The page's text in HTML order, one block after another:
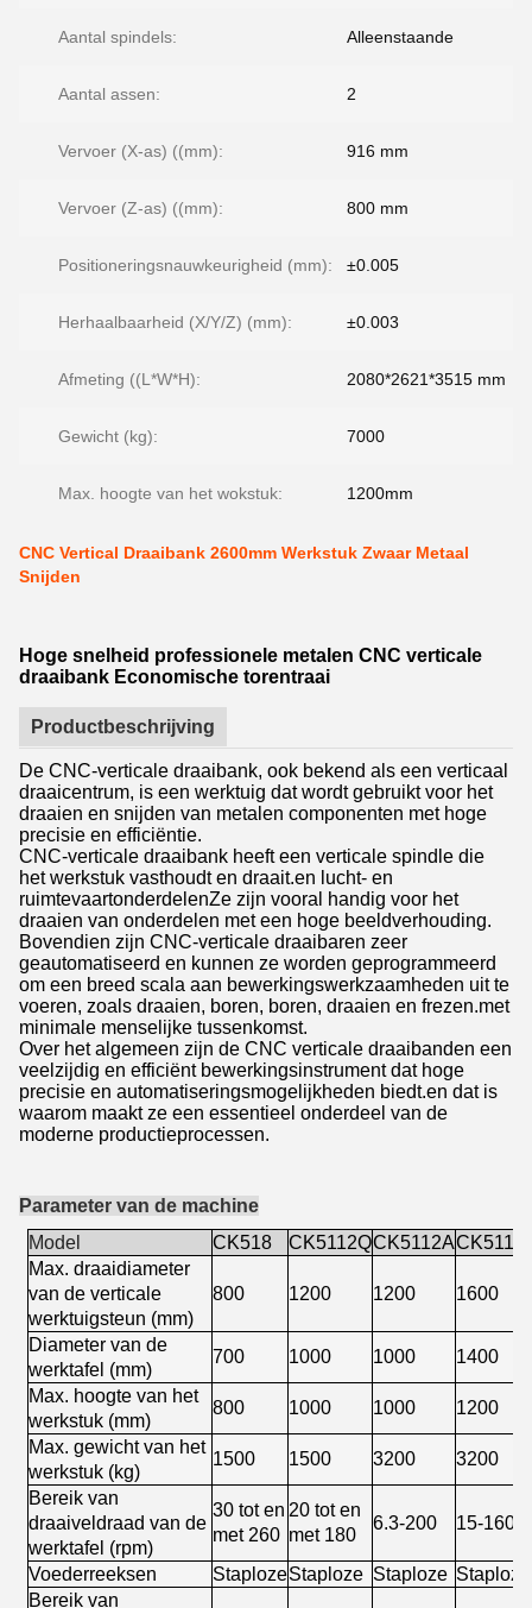
Aantal spindels: Alleenstaande
Aantal assen: 2
Vervoer (X-as) ((mm): 916 mm
Vervoer (Z-as) ((mm): 800 mm
Positioneringsnauwkeurigheid (mm): ±0.005
Herhaalbaarheid (X/Y/Z) (mm): ±0.003
Afmeting ((L*W*H): 2080*2621*3515 mm
Gewicht (kg): 7000
Max. hoogte van het wokstuk: 1200mm
CNC Vertical Draaibank 2600mm Werkstuk Zwaar Metaal
Snijden
Hoge snelheid professionele metalen CNC verticale
draaibank Economische torentraai
Productbeschrijving
De CNC-verticale draaibank, ook bekend als een verticaal
draaicentrum, is een werktuig dat wordt gebruikt voor het
draaien en snijden van metalen componenten met hoge
precisie en efficiëntie.
CNC-verticale draaibank heeft een verticale spindle die
het werkstuk vasthoudt en draait.en lucht- en
ruimtevaartonderdelenZe zijn vooral handig voor het
draaien van onderdelen met een hoge beeldverhouding.
Bovendien zijn CNC-verticale draaibaren zeer
geautomatiseerd en kunnen ze worden geprogrammeerd
om een breed scala aan bewerkingswerkzaamheden uit te
voeren, zoals draaien, boren, boren, draaien en frezen.met
minimale menselijke tussenkomst.
Over het algemeen zijn de CNC verticale draaibanden een
veelzijdig en efficiënt bewerkingsinstrument dat hoge
precisie en automatiseringsmogelijkheden biedt.en dat is
waarom maakt ze een essentieel onderdeel van de
moderne productieprocessen.
Parameter van de machine
Model
CK518 CK5112QCK5112A
Max. draaidiameter
van de verticale
werktuigsteun (mm)
800 1200 1200 1600
Diameter van de
werktafel (mm)
700 1000 1000
1400
Max. hoogte van het
werkstuk (mm)
800 1000 1000
1200
Max. gewicht van het
werkstuk (kg)
1500 1500 3200
3200
Bereik van
draaiveldraad van de
werktafel (rpm)
30 tot en
met 260
20 tot en
met 180
6.3-200 15-160
Voederreeksen StaplozeStaploze Staploze Staploze
Bereik van